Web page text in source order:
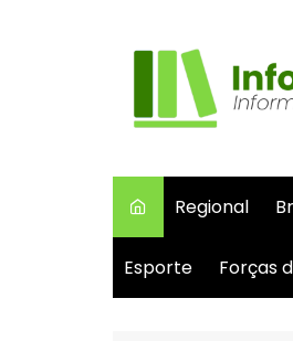
Regional
Esporte Forças